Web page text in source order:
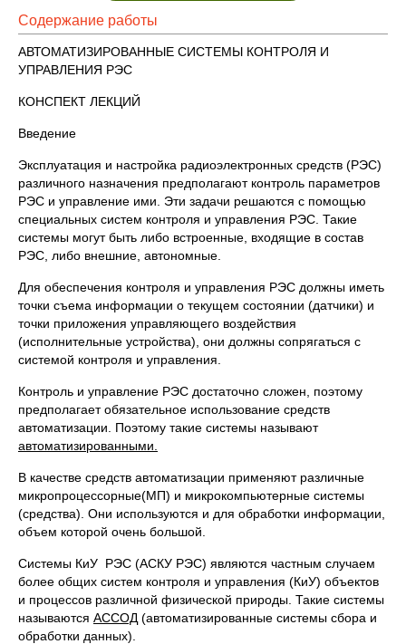
Содержание работы
АВТОМАТИЗИРОВАННЫЕ СИСТЕМЫ КОНТРОЛЯ И
УПРАВЛЕНИЯ РЭС
КОНСПЕКТ ЛЕКЦИЙ
Введение
Эксплуатация и настройка радиоэлектронных средств (РЭС)
различного назначения предполагают контроль параметров
РЭС и управление ими. Эти задачи решаются с помощью
специальных систем контроля и управления РЭС. Такие
системы могут быть либо встроенные, входящие в состав
РЭС, либо внешние, автономные.
Для обеспечения контроля и управления РЭС должны иметь
точки съема информации о текущем состоянии (датчики) и
точки приложения управляющего воздействия
(исполнительные устройства), они должны сопрягаться с
системой контроля и управления.
Контроль и управление РЭС достаточно сложен, поэтому
предполагает обязательное использование средств
автоматизации. Поэтому такие системы называют
автоматизированными.
В качестве средств автоматизации применяют различные
микропроцессорные(МП) и микрокомпьютерные системы
(средства). Они используются и для обработки информации,
объем которой очень большой.
Системы КиУ РЭС (АСКУ РЭС) являются частным случаем
более общих систем контроля и управления (КиУ) объектов
и процессов различной физической природы. Такие системы
называются АССОД (автоматизированные системы сбора и
обработки данных).